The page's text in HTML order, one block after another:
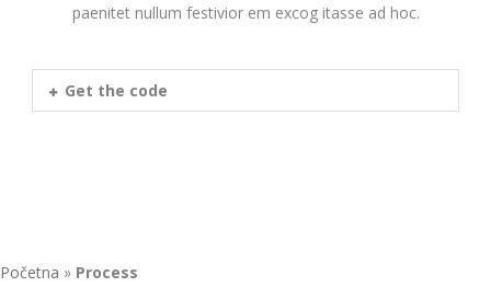
paenitet nullum festivior em excog itasse ad hoc.
Get the code
Početna » Process